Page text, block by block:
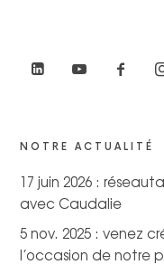
NOTRE ACTUALITÉ
17 juin 2026 :
avec Caudalie
5 nov. 2025 : venez
l’occasion de notre